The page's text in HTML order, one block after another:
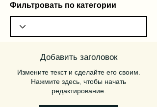
Фильтровать по категории
Добавить заголовок
Измените текст и сделайте его своим.
Нажмите здесь, чтобы начать
редактирование.